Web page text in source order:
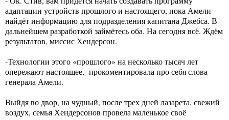
адаптации устройств прошлого и настоящего, пока Амели
найдёт информацию для подразделения капитана Джебса. В
дальнейшем разработкой займётесь оба. На сегодня всё. Ждём
результатов, миссис Хендерсон.
-Технологии этого «прошлого» на несколько тысяч лет
опережают настоящее,- прокоментировала про себя слова
генерала Амели.
Выйдя во двор, на чудный, после трех дней лазарета, свежий
воздух, семья Хендерсонов провела маленькое своё